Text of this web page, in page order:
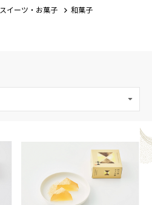
スイーツ・お菓子 和菓子